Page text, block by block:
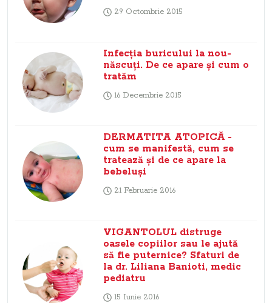
29 Octombrie 2015
Infecţia buricului la nou-
născuţi. De ce apare şi cum o
tratăm
16 Decembrie 2015
DERMATITA ATOPICĂ -
cum se manifestă, cum se
tratează şi de ce apare la
bebeluşi
21 Februarie 2016
VIGANTOLUL distruge
oasele copiilor sau le ajută
să fie puternice? Sfaturi de
la dr. Liliana Banioti, medic
pediatru
15 Iunie 2016